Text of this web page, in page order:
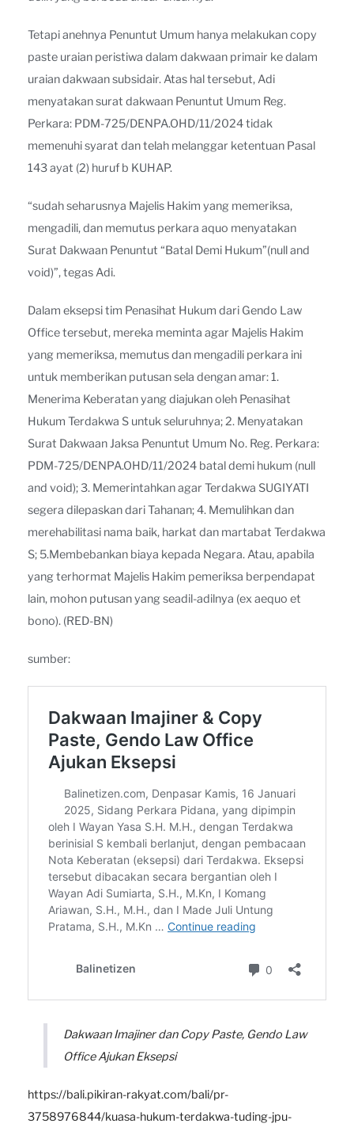
Tetapi anehnya Penuntut Umum hanya melakukan copy
paste uraian peristiwa dalam dakwaan primair ke dalam
uraian dakwaan subsidair. Atas hal tersebut, Adi
menyatakan surat dakwaan Penuntut Umum Reg.
Perkara: PDM-725/DENPA.OHD/11/2024 tidak
memenuhi syarat dan telah melanggar ketentuan Pasal
143 ayat (2) huruf b KUHAP.
“sudah seharusnya Majelis Hakim yang memeriksa,
mengadili, dan memutus perkara aquo menyatakan
Surat Dakwaan Penuntut “Batal Demi Hukum”(null and
void)”, tegas Adi.
Dalam eksepsi tim Penasihat Hukum dari Gendo Law
Office tersebut, mereka meminta agar Majelis Hakim
yang memeriksa, memutus dan mengadili perkara ini
untuk memberikan putusan sela dengan amar: 1.
Menerima Keberatan yang diajukan oleh Penasihat
Hukum Terdakwa S untuk seluruhnya; 2. Menyatakan
Surat Dakwaan Jaksa Penuntut Umum No. Reg. Perkara:
PDM-725/DENPA.OHD/11/2024 batal demi hukum (null
and void); 3. Memerintahkan agar Terdakwa SUGIYATI
segera dilepaskan dari Tahanan; 4. Memulihkan dan
merehabilitasi nama baik, harkat dan martabat Terdakwa
S; 5.Membebankan biaya kepada Negara. Atau, apabila
yang terhormat Majelis Hakim pemeriksa berpendapat
lain, mohon putusan yang seadil-adilnya (ex aequo et
bono). (RED-BN)
sumber:
Dakwaan Imajiner dan Copy Paste, Gendo Law
Office Ajukan Eksepsi
https://bali.pikiran-rakyat.com/bali/pr-
3758976844/kuasa-hukum-terdakwa-tuding-jpu-